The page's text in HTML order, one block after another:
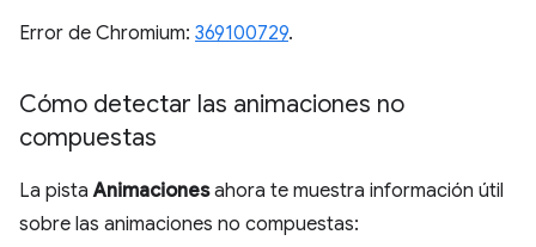
Error de Chromium: 369100729.
Cómo detectar las animaciones no
compuestas
La pistaAnimacionesahora te muestra información útil
sobre las animaciones no compuestas: